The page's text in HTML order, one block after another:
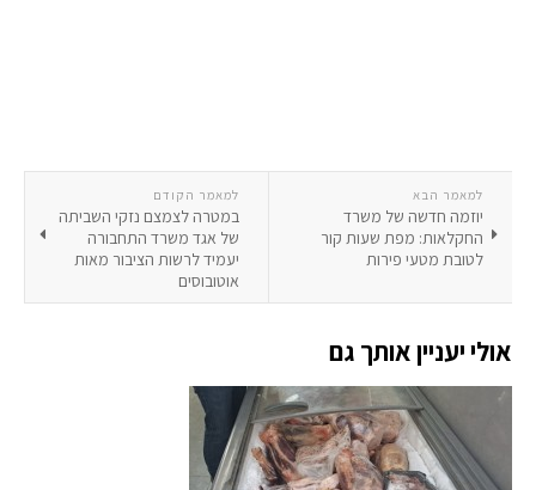
למאמר הקודם
במטרה לצמצם נזקי השביתה
של אגד משרד התחבורה
יעמיד לרשות הציבור מאות
אוטובוסים
למאמר הבא
יוזמה חדשה של משרד
החקלאות: מפת שעות קור
לטובת מטעי פירות
אולי יעניין אותך גם